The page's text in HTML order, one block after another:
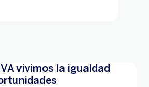
vivimos la igualdad